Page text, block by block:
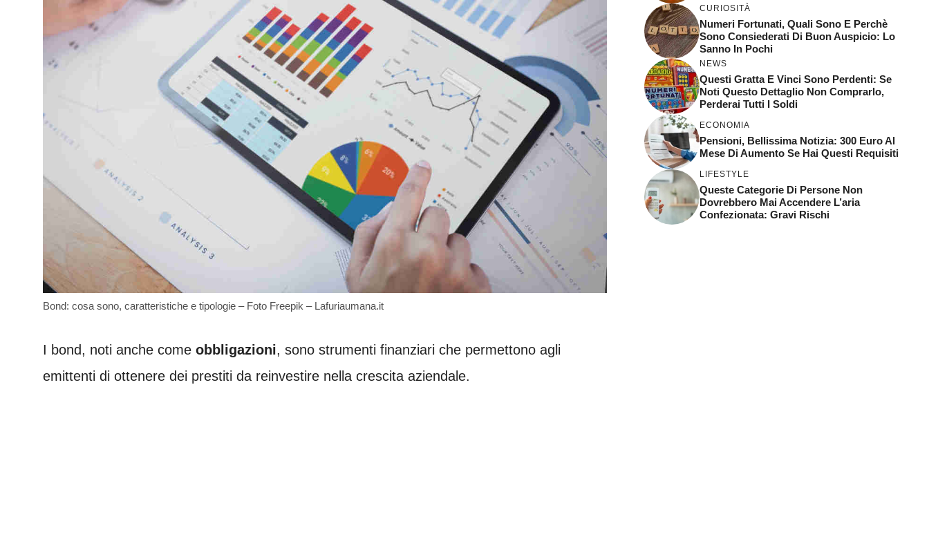
Bond: cosa sono, caratteristiche e tipologie – Foto Freepik – Lafuriaumana.it
I bond, noti anche come obbligazioni, sono strumenti finanziari che permettono agli
emittenti di ottenere dei prestiti da reinvestire nella crescita aziendale.
CURIOSITÀ
Numeri Fortunati, Quali Sono E Perchè
Sono Consiederati Di Buon Auspicio: Lo
Sanno In Pochi
NEWS
Questi Gratta E Vinci Sono Perdenti: Se
Noti Questo Dettaglio Non Comprarlo,
Perderai Tutti I Soldi
ECONOMIA
Pensioni, Bellissima Notizia: 300 Euro Al
Mese Di Aumento Se Hai Questi Requisiti
LIFESTYLE
Queste Categorie Di Persone Non
Dovrebbero Mai Accendere L’aria
Confezionata: Gravi Rischi